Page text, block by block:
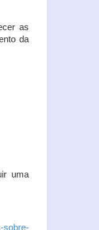
as
da
uma
sobre-